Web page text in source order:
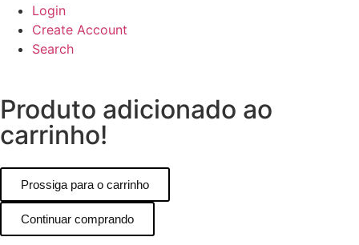
Login
Create Account
Search
Produto adicionado ao
carrinho!
Prossiga para o carrinho
Continuar comprando